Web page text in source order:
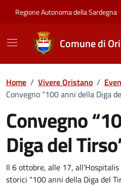
Regione Autonoma della Sardegna
Comune di
Home / Vivere Oristano /
Convegno “100 anni della Diga
Convegno
Diga del
Dettaglio
Il 6 ottobre, alle 17,
storici “100 anni della Diga del